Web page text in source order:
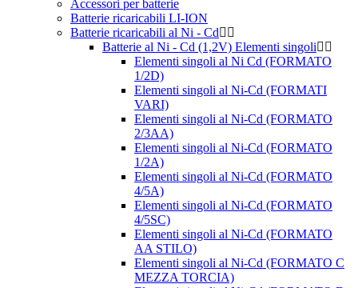
Accessori per batterie
Batterie ricaricabili LI-ION
Batterie ricaricabili al Ni - Cd
Batterie al Ni - Cd (1,2V) Elementi singoli
Elementi singoli al Ni Cd (FORMATO
1/2D)
Elementi singoli al Ni-Cd (FORMATI
VARI)
Elementi singoli al Ni-Cd (FORMATO
2/3AA)
Elementi singoli al Ni-Cd (FORMATO
1/2A)
Elementi singoli al Ni-Cd (FORMATO
4/5A)
Elementi singoli al Ni-Cd (FORMATO
4/5SC)
Elementi singoli al Ni-Cd (FORMATO
AA STILO)
Elementi singoli al Ni-Cd (FORMATO C
MEZZA TORCIA)